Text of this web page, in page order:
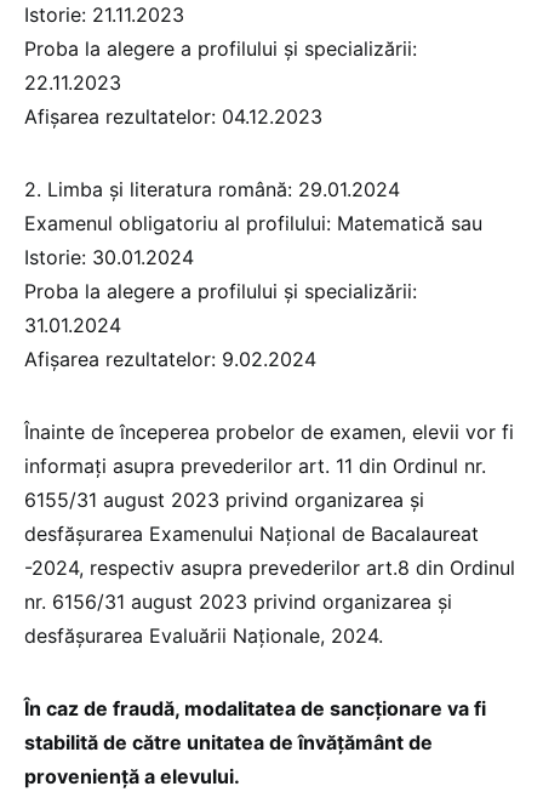
Istorie: 21.11.2023
Proba la alegere a profilului și specializării:
22.11.2023
Afișarea rezultatelor: 04.12.2023
2. Limba și literatura română: 29.01.2024
Examenul obligatoriu al profilului: Matematică sau
Istorie: 30.01.2024
Proba la alegere a profilului și specializării:
31.01.2024
Afișarea rezultatelor: 9.02.2024
Înainte de începerea probelor de examen, elevii vor fi
informați asupra prevederilor art. 11 din Ordinul nr.
6155/31 august 2023 privind organizarea și
desfășurarea Examenului Național de Bacalaureat
-2024, respectiv asupra prevederilor art.8 din Ordinul
nr. 6156/31 august 2023 privind organizarea și
desfășurarea Evaluării Naționale, 2024.
În caz de fraudă, modalitatea de sancționare va fi
stabilită de către unitatea de învățământ de
proveniență a elevului.